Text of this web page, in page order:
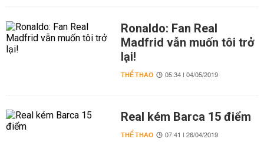
Ronaldo: Fan Real
Madfrid vẫn muốn tôi trở
lại!
THỂ THAO 05:34 | 04/05/2019
Real kém Barca 15 điểm
THỂ THAO 07:41 | 26/04/2019